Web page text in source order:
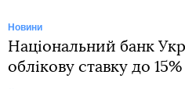
Новини
Національний банк
облікову ставку до 15%